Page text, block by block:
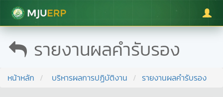
มหาวิทยาลัยแม่โจ้
รายงานผลคำรับรอง
หน้าหลัก บริหารผลการปฏิบัติงาน รายงานผลคำรับรอง